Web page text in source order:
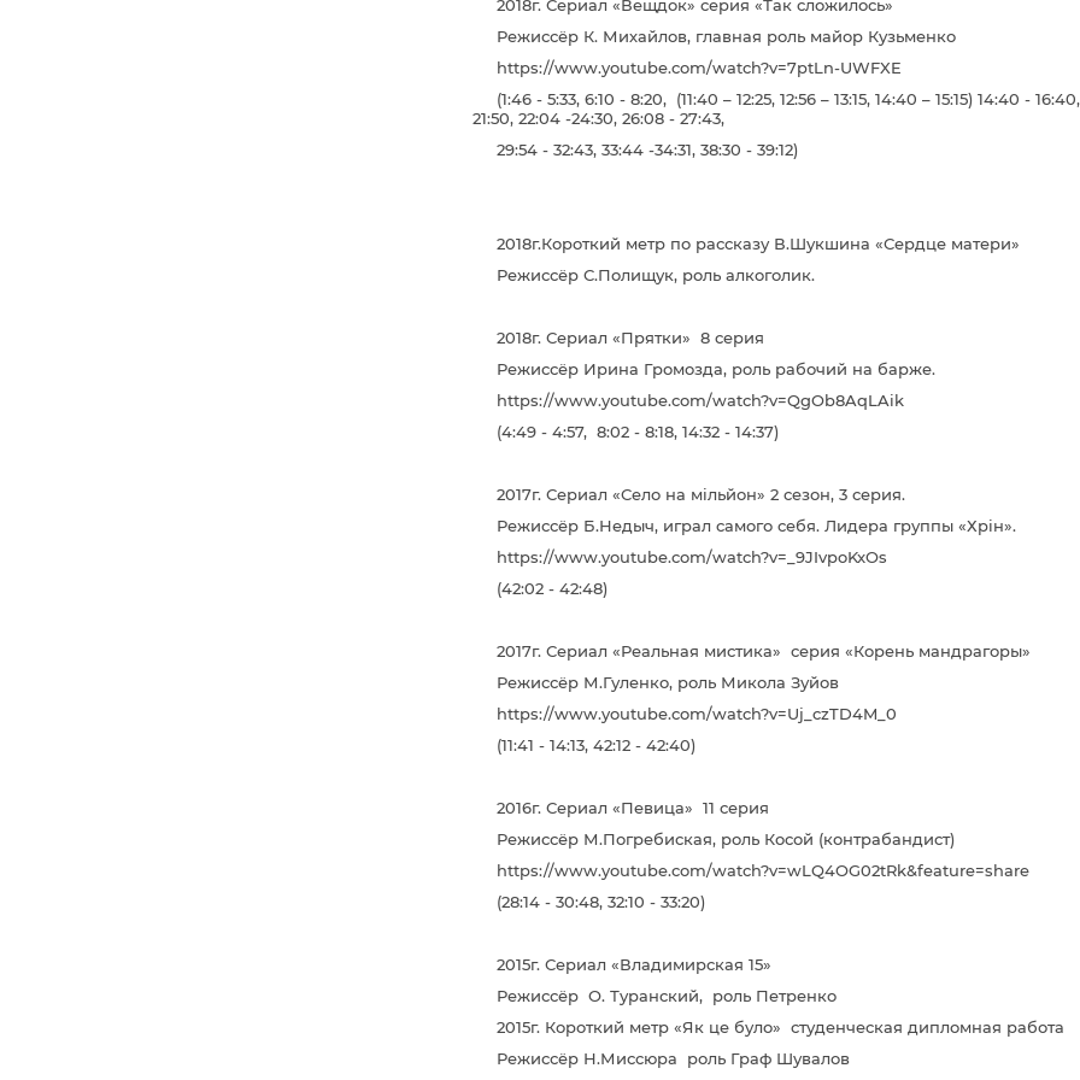
2018г. Сериал «Вещдок» серия «Так сложилось»
Режиссёр К. Михайлов, главная роль майор Кузьменко
https://www.youtube.com/watch?v=7ptLn-UWFXE
(1:46 - 5:33, 6:10 - 8:20, (11:40 – 12:25, 12:56 – 13:15, 14:40 – 15:15) 14:40 -
21:50, 22:04 -24:30, 26:08 - 27:43,
29:54 - 32:43, 33:44 -34:31, 38:30 - 39:12)
2018г.Короткий метр по рассказу В.Шукшина «Сердце матери»
Режиссёр С.Полищук, роль алкоголик.
2018г. Сериал «Прятки» 8 серия
Режиссёр Ирина Громозда, роль рабочий на барже.
https://www.youtube.com/watch?v=QgOb8AqLAik
(4:49 - 4:57, 8:02 - 8:18, 14:32 - 14:37)
2017г. Сериал «Село на мiльйон» 2 сезон, 3 серия.
Режиссёр Б.Недыч, играл самого себя. Лидера группы «Хрiн».
https://www.youtube.com/watch?v=_9JIvpoKxOs
(42:02 - 42:48)
2017г. Сериал «Реальная мистика» серия «Корень мандрагоры»
Режиссёр М.Гуленко, роль Микола Зуйов
https://www.youtube.com/watch?v=Uj_czTD4M_0
(11:41 - 14:13, 42:12 - 42:40)
2016г. Сериал «Певица» 11 серия
Режиссёр М.Погребиская, роль Косой (контрабандист)
https://www.youtube.com/watch?v=wLQ4OG02tRk&feature=share
(28:14 - 30:48, 32:10 - 33:20)
2015г. Сериал «Владимирская 15»
Режиссёр О. Туранский, роль Петренко
2015г. Короткий метр «Як це було» студенческая дипломная работа
Режиссёр Н.Миссюра роль Граф Шувалов